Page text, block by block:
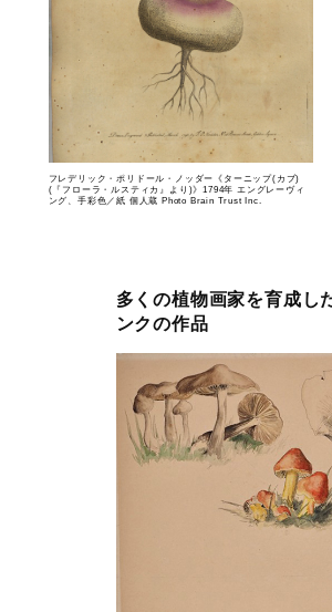
フレデリック・ポリドール・ノッダー《ターニップ(カブ)
(『フローラ・ルスティカ』より)》1794年 エングレーヴィ
ング、手彩色／紙 個人蔵 Photo Brain Trust Inc.
多くの植物画家を育成し
ンクの作品